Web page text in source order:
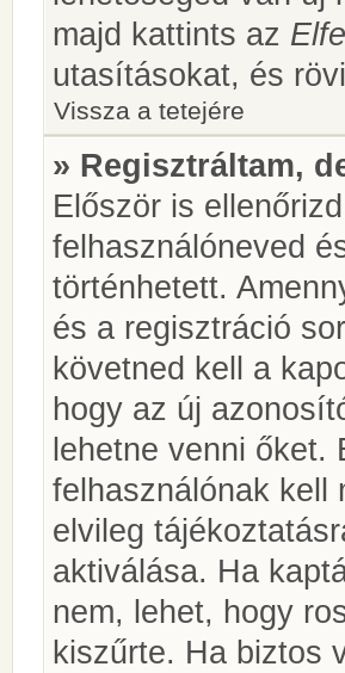
majd kattints az
utasításokat, és
Vissza a tetejére
» Regisztráltam,
Először is
felhasználóneved
történhetett.
és a regisztráció
követned kell a
hogy az új
lehetne venni őket.
felhasználónak kell
elvileg
aktiválása. Ha
nem, lehet, hogy
kiszűrte. Ha biztos